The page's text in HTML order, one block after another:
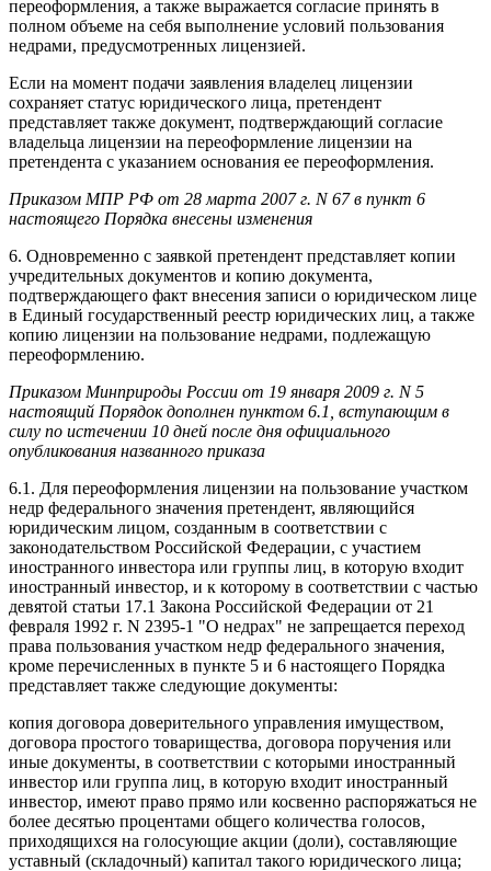
переоформления, а также выражается согласие принять в
полном объеме на себя выполнение условий пользования
недрами, предусмотренных лицензией.
Если на момент подачи заявления владелец лицензии
сохраняет статус юридического лица, претендент
представляет также документ, подтверждающий согласие
владельца лицензии на переоформление лицензии на
претендента с указанием основания ее переоформления.
Приказом МПР РФ от 28 марта 2007 г. N 67 в пункт 6
настоящего Порядка внесены изменения
6. Одновременно с заявкой претендент представляет копии
учредительных документов и копию документа,
подтверждающего факт внесения записи о юридическом лице
в Единый государственный реестр юридических лиц, а также
копию лицензии на пользование недрами, подлежащую
переоформлению.
Приказом Минприроды России от 19 января 2009 г. N 5
настоящий Порядок дополнен пунктом 6.1, вступающим в
силу по истечении 10 дней после дня официального
опубликования названного приказа
6.1. Для переоформления лицензии на пользование участком
недр федерального значения претендент, являющийся
юридическим лицом, созданным в соответствии с
законодательством Российской Федерации, с участием
иностранного инвестора или группы лиц, в которую входит
иностранный инвестор, и к которому в соответствии с частью
девятой статьи 17.1 Закона Российской Федерации от 21
февраля 1992 г. N 2395-1 "О недрах" не запрещается переход
права пользования участком недр федерального значения,
кроме перечисленных в пункте 5 и 6 настоящего Порядка
представляет также следующие документы:
копия договора доверительного управления имуществом,
договора простого товарищества, договора поручения или
иные документы, в соответствии с которыми иностранный
инвестор или группа лиц, в которую входит иностранный
инвестор, имеют право прямо или косвенно распоряжаться не
более десятью процентами общего количества голосов,
приходящихся на голосующие акции (доли), составляющие
уставный (складочный) капитал такого юридического лица;